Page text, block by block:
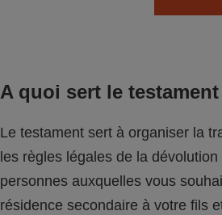
A quoi sert le
Le testament sert à organiser la
les règles légales de la
personnes auxquelles vous
résidence secondaire à votre fils